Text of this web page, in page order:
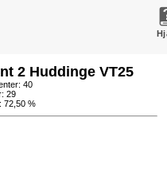
2 Huddinge VT25
40
29
72,50 %